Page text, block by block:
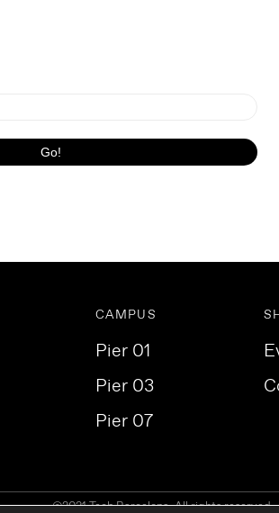
CAMPUS
Pier 01
Pier 03
Pier 07
©2021 Tech Barcelona. All rights reserved.